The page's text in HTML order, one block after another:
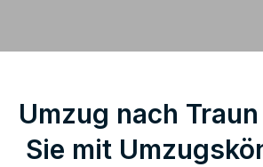
Umzug nach
Sie mit